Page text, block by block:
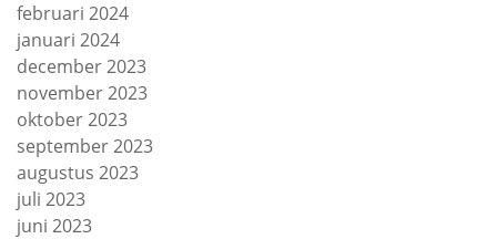
februari 2024
januari 2024
december 2023
november 2023
oktober 2023
september 2023
augustus 2023
juli 2023
juni 2023